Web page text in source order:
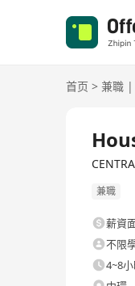
首页 > 兼職 |
兼職
薪資
不限
4~8